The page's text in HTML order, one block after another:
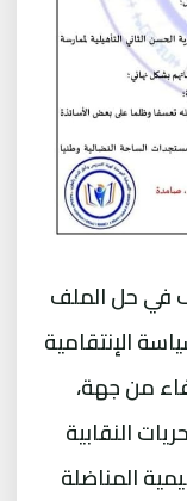
في حل الملف
الإنتقامية
من جهة،
النقابية
المناضلة